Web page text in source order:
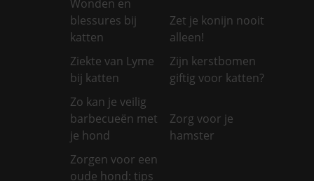
Wonden en
blessures bij
katten
Zet je konijn nooit
alleen!
Ziekte van Lyme
bij katten
Zijn kerstbomen
giftig voor katten?
Zo kan je veilig
barbecueën met
je hond
Zorg voor je
hamster
Zorgen voor een
oude hond: tips